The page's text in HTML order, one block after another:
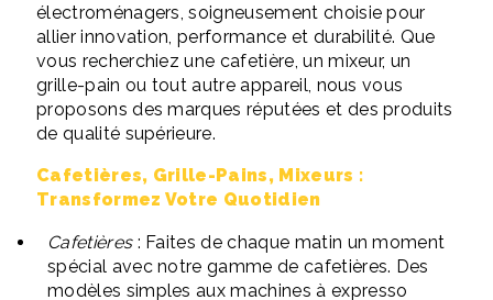
électroménagers, soigneusement choisie pour
allier innovation, performance et durabilité. Que
vous recherchiez une cafetière, un mixeur, un
grille-pain ou tout autre appareil, nous vous
proposons des marques réputées et des produits
de qualité supérieure.
Cafetières, Grille-Pains, Mixeurs :
Transformez Votre Quotidien
Cafetières: Faites de chaque matin un moment
spécial avec notre gamme de cafetières. Des
modèles simples aux machines à expresso